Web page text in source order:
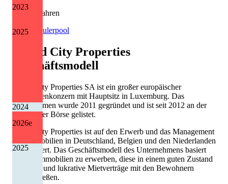
2025
2026e
2023
2024
2025
1 von 6 Jahren
Quelle: Eulerpool
Grand City Properties
Geschäftsmodell
Grand City Properties SA ist ein großer europäischer
Immobilienkonzern mit Hauptsitz in Luxemburg. Das
Unternehmen wurde 2011 gegründet und ist seit 2012 an der
Frankfurter Börse gelistet.
Grand City Properties ist auf den Erwerb und das Management
von Immobilien in Deutschland, Belgien und den Niederlanden
spezialisiert. Das Geschäftsmodell des Unternehmens basiert
darauf, Immobilien zu erwerben, diese in einem guten Zustand
zu halten und lukrative Mietverträge mit den Bewohnern
abzuschließen.